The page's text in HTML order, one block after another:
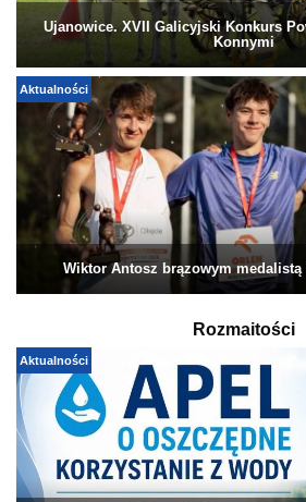
Ujanowice. XVII Galicyjski Konkurs
Konnymi
Aktualności
Wiktor Antosz brązowym
Rozmaitości
Aktualności